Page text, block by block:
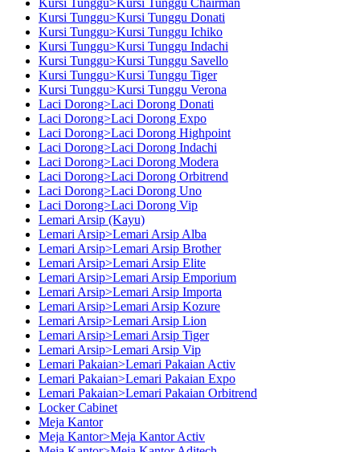
Kursi Tunggu>Kursi Tunggu Chairman
Kursi Tunggu>Kursi Tunggu Donati
Kursi Tunggu>Kursi Tunggu Ichiko
Kursi Tunggu>Kursi Tunggu Indachi
Kursi Tunggu>Kursi Tunggu Savello
Kursi Tunggu>Kursi Tunggu Tiger
Kursi Tunggu>Kursi Tunggu Verona
Laci Dorong>Laci Dorong Donati
Laci Dorong>Laci Dorong Expo
Laci Dorong>Laci Dorong Highpoint
Laci Dorong>Laci Dorong Indachi
Laci Dorong>Laci Dorong Modera
Laci Dorong>Laci Dorong Orbitrend
Laci Dorong>Laci Dorong Uno
Laci Dorong>Laci Dorong Vip
Lemari Arsip (Kayu)
Lemari Arsip>Lemari Arsip Alba
Lemari Arsip>Lemari Arsip Brother
Lemari Arsip>Lemari Arsip Elite
Lemari Arsip>Lemari Arsip Emporium
Lemari Arsip>Lemari Arsip Importa
Lemari Arsip>Lemari Arsip Kozure
Lemari Arsip>Lemari Arsip Lion
Lemari Arsip>Lemari Arsip Tiger
Lemari Arsip>Lemari Arsip Vip
Lemari Pakaian>Lemari Pakaian Activ
Lemari Pakaian>Lemari Pakaian Expo
Lemari Pakaian>Lemari Pakaian Orbitrend
Locker Cabinet
Meja Kantor
Meja Kantor>Meja Kantor Activ